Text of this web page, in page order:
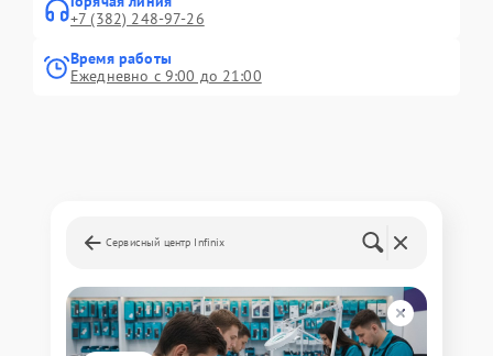
+7 (382) 248-97-26
Время работы
Ежедневно с 9:00 до 21:00
Сервисный центр Infinix